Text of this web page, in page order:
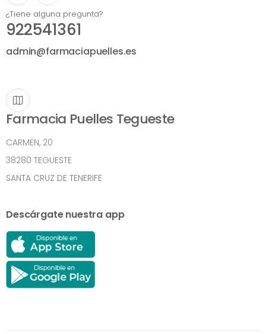
¿Tiene alguna pregunta?
922541361
admin@farmaciapuelles.es
Farmacia Puelles Tegueste
CARMEN, 20
38280 TEGUESTE
SANTA CRUZ DE TENERIFE
Descárgate nuestra app